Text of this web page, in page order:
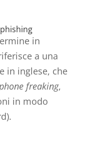
in
a una
in inglese, che
freaking,
in modo